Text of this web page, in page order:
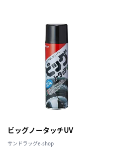
ビッグノータッチUV
サンドラッグe-shop